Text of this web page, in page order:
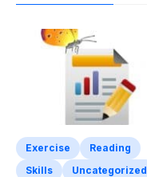
Exercise
Reading
Skills
Uncategorized